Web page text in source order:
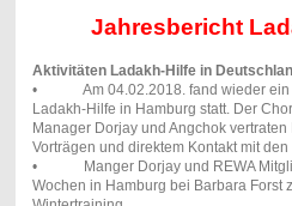
Jahresbericht
Aktivitäten Ladakh-Hilfe in
• Am 04.02.2018. fand wieder ein
Ladakh-Hilfe in Hamburg statt. Der
Manager Dorjay und Angchok
Vorträgen und direktem Kontakt mit
• Manger Dorjay und REWA
Wochen in Hamburg bei Barbara Forst